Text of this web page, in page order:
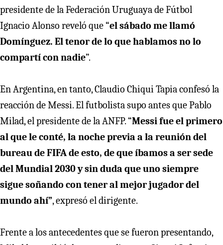
presidente de la Federación Uruguaya de Fútbol
Ignacio Alonso reveló que “el sábado me llamó
Domínguez. El tenor de lo que hablamos no lo
compartí con nadie”.
En Argentina, en tanto, Claudio Chiqui Tapia confesó la
reacción de Messi. El futbolista supo antes que Pablo
Milad, el presidente de la ANFP. “Messi fue el primero
al que le conté, la noche previa a la reunión del
bureau de FIFA de esto, de que íbamos a ser sede
del Mundial 2030 y sin duda que uno siempre
sigue soñando con tener al mejor jugador del
mundo ahí”, expresó el dirigente.
Frente a los antecedentes que se fueron presentando,